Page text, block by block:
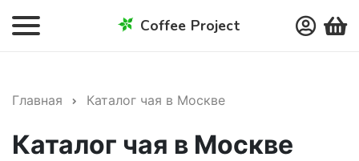
Coffee Project
Главная Каталог чая в Москве
Каталог чая в Москве